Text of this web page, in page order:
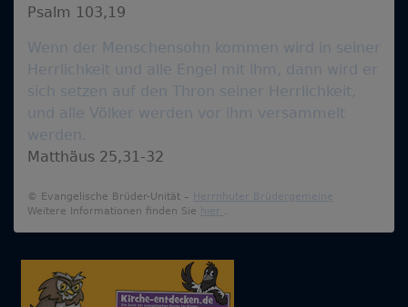
Psalm 103,19
Wenn der Menschensohn kommen wird in seiner
Herrlichkeit und alle Engel mit ihm, dann wird er
sich setzen auf den Thron seiner Herrlichkeit,
und alle Völker werden vor ihm versammelt
werden.
Matthäus 25,31-32
© Evangelische Brüder-Unität –
Herrnhuter Brüdergemeine
Weitere Informationen finden Sie
hier .